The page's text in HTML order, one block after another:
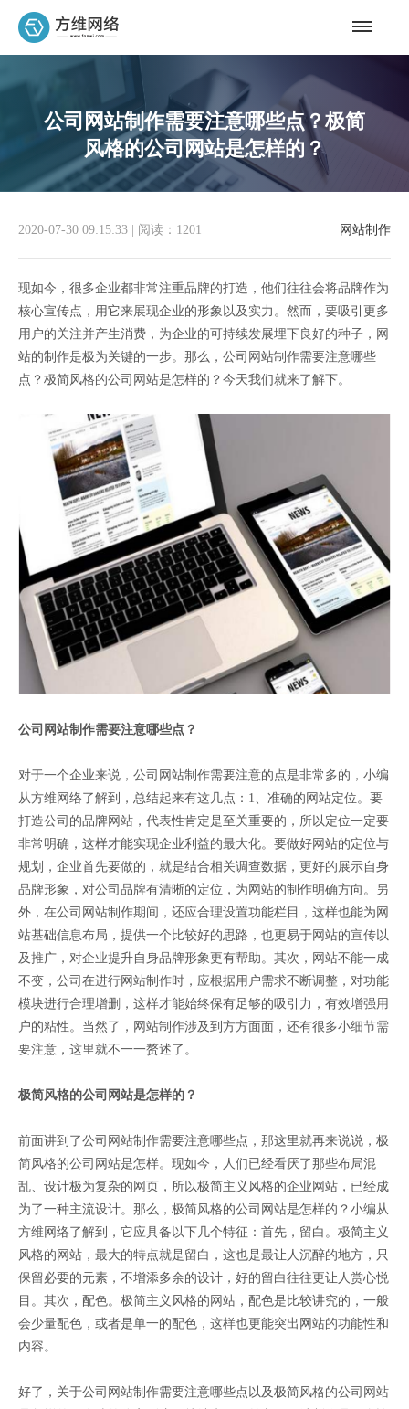
公司网站制作需要注意哪些点？极简
风格的公司网站是怎样的？
网站制作
2020-07-30 09:15:33 阅读：1201
现如今，很多企业都非常注重品牌的打造，他们往往会将品牌作为
核心宣传点，用它来展现企业的形象以及实力。然而，要吸引更多
用户的关注并产生消费，为企业的可持续发展埋下良好的种子，网
站的制作是极为关键的一步。那么，公司网站制作需要注意哪些
点？极简风格的公司网站是怎样的？今天我们就来了解下。
公司网站制作需要注意哪些点？
对于一个企业来说，公司网站制作需要注意的点是非常多的，小编
从方维网络了解到，总结起来有这几点：1、准确的网站定位。要
打造公司的品牌网站，代表性肯定是至关重要的，所以定位一定要
非常明确，这样才能实现企业利益的最大化。要做好网站的定位与
规划，企业首先要做的，就是结合相关调查数据，更好的展示自身
品牌形象，对公司品牌有清晰的定位，为网站的制作明确方向。另
外，在公司网站制作期间，还应合理设置功能栏目，这样也能为网
站基础信息布局，提供一个比较好的思路，也更易于网站的宣传以
及推广，对企业提升自身品牌形象更有帮助。其次，网站不能一成
不变，公司在进行网站制作时，应根据用户需求不断调整，对功能
模块进行合理增删，这样才能始终保有足够的吸引力，有效增强用
户的粘性。当然了，网站制作涉及到方方面面，还有很多小细节需
要注意，这里就不一一赘述了。
极简风格的公司网站是怎样的？
前面讲到了公司网站制作需要注意哪些点，那这里就再来说说，极
简风格的公司网站是怎样。现如今，人们已经看厌了那些布局混
乱、设计极为复杂的网页，所以极简主义风格的企业网站，已经成
为了一种主流设计。那么，极简风格的公司网站是怎样的？小编从
方维网络了解到，它应具备以下几个特征：首先，留白。极简主义
风格的网站，最大的特点就是留白，这也是最让人沉醉的地方，只
保留必要的元素，不增添多余的设计，好的留白往往更让人赏心悦
目。其次，配色。极简主义风格的网站，配色是比较讲究的，一般
会少量配色，或者是单一的配色，这样也更能突出网站的功能性和
内容。
好了，关于公司网站制作需要注意哪些点以及极简风格的公司网站